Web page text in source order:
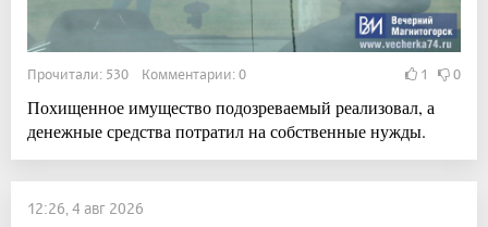
Прочитали: 530 Комментарии: 0 1 0
Похищенное имущество подозреваемый реализовал, а
денежные средства потратил на собственные нужды.
12:26, 4 авг 2026